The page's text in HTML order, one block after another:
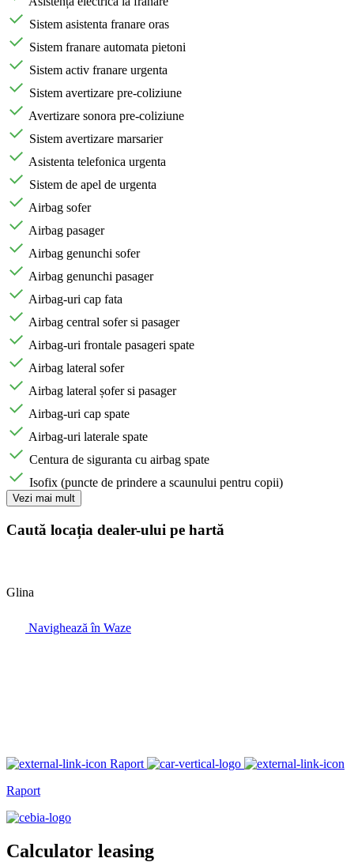
Sistem asistenta franare oras
Sistem franare automata pietoni
Sistem activ franare urgenta
Sistem avertizare pre-coliziune
Avertizare sonora pre-coliziune
Sistem avertizare marsarier
Asistenta telefonica urgenta
Sistem de apel de urgenta
Airbag sofer
Airbag pasager
Airbag genunchi sofer
Airbag genunchi pasager
Airbag-uri cap fata
Airbag central sofer si pasager
Airbag-uri frontale pasageri spate
Airbag lateral sofer
Airbag lateral șofer si pasager
Airbag-uri cap spate
Airbag-uri laterale spate
Centura de siguranta cu airbag spate
Isofix (puncte de prindere a scaunului pentru copii)
Vezi mai mult
Caută locația dealer-ului pe hartă
Glina
Navighează în Waze
Raport
Raport
Calculator leasing